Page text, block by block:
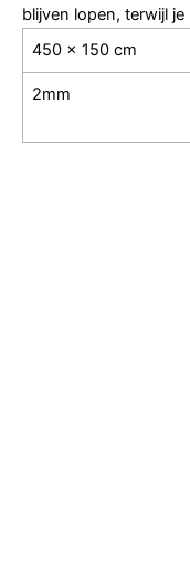
blijven lopen, terwijl
450 × 150 cm
2mm